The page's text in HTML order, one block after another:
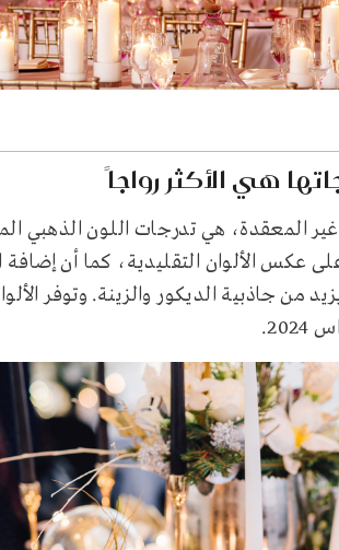
هي الأكثر رواجاً
المعقدة، هي تدرجات اللون الذهبي
الألوان التقليدية، كما أن إضافة
من جاذبية الديكور والزينة. وتوفر